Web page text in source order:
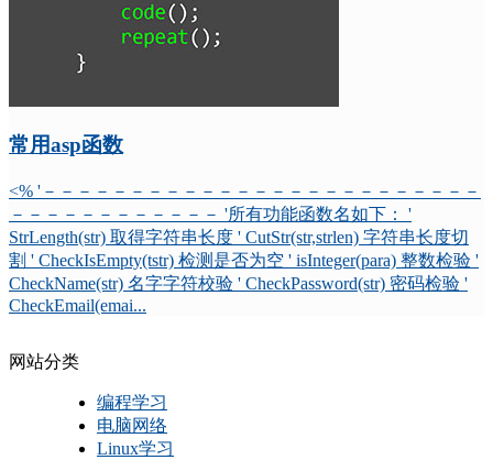
常用asp函数
<% '－－－－－－－－－－－－－－－－－－－－－－－－－
－－－－－－－－－－－－ '所有功能函数名如下： '
StrLength(str) 取得字符串长度 ' CutStr(str,strlen) 字符串长度切
割 ' CheckIsEmpty(tstr) 检测是否为空 ' isInteger(para) 整数检验 '
CheckName(str) 名字字符校验 ' CheckPassword(str) 密码检验 '
CheckEmail(emai...
网站分类
编程学习
电脑网络
Linux学习